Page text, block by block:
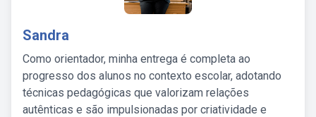
Sandra
Como orientador, minha entrega é completa ao
progresso dos alunos no contexto escolar, adotando
técnicas pedagógicas que valorizam relações
autênticas e são impulsionadas por criatividade e